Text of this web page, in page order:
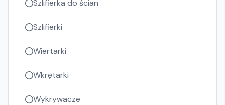
Szlifierka do ścian
Szlifierki
Wiertarki
Wkrętarki
Wykrywacze